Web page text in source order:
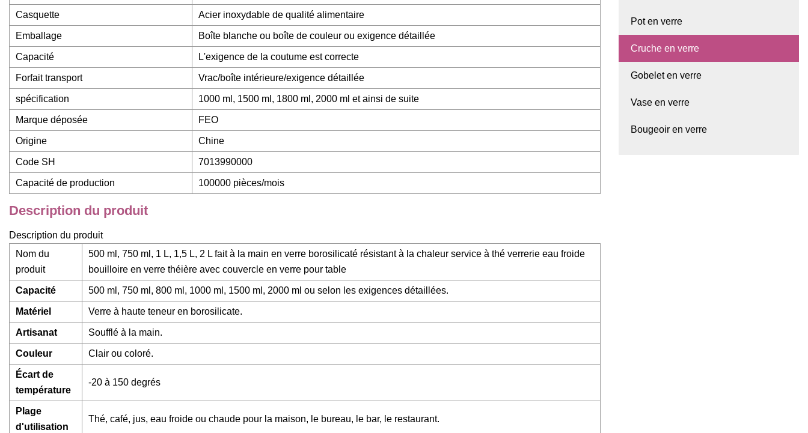
Casquette Acier inoxydable de qualité alimentaire
Emballage Boîte blanche ou boîte de couleur ou exigence détaillée
Capacité L'exigence de la coutume est correcte
Forfait transport Vrac/boîte intérieure/exigence détaillée
spécification 1000 ml, 1500 ml, 1800 ml, 2000 ml et ainsi de suite
Marque déposée FEO
Origine Chine
Code SH 7013990000
Capacité de production 100000 pièces/mois
Description du produit
Description du produit
Nom du
produit
500 ml, 750 ml, 1 L, 1,5 L, 2 L fait à la main en verre borosilicaté résistant à la chaleur service à thé verrerie eau froide
bouilloire en verre théière avec couvercle en verre pour table
Capacité 500 ml, 750 ml, 800 ml, 1000 ml, 1500 ml, 2000 ml ou selon les exigences détaillées.
Matériel Verre à haute teneur en borosilicate.
Artisanat Soufflé à la main.
Couleur Clair ou coloré.
Écart de
température
-20 à 150 degrés
Plage
d'utilisation
Thé, café, jus, eau froide ou chaude pour la maison, le bureau, le bar, le restaurant.
Pot en verre
Cruche en verre
Gobelet en verre
Vase en verre
Bougeoir en verre